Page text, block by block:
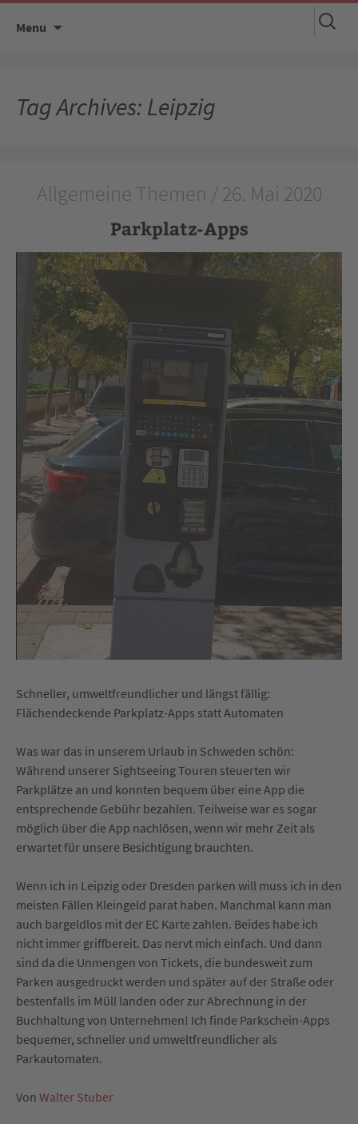
Menu
Suchen
nach:
Tag Archives: Leipzig
Allgemeine Themen / 26. Mai 2020
Parkplatz-Apps
Schneller, umweltfreundlicher und längst fällig:
Flächendeckende Parkplatz-Apps statt Automaten
Was war das in unserem Urlaub in Schweden schön:
Während unserer Sightseeing Touren steuerten wir
Parkplätze an und konnten bequem über eine App die
entsprechende Gebühr bezahlen. Teilweise war es sogar
möglich über die App nachlösen, wenn wir mehr Zeit als
erwartet für unsere Besichtigung brauchten.
Wenn ich in Leipzig oder Dresden parken will muss ich in den
meisten Fällen Kleingeld parat haben. Manchmal kann man
auch bargeldlos mit der EC Karte zahlen. Beides habe ich
nicht immer griffbereit. Das nervt mich einfach. Und dann
sind da die Unmengen von Tickets, die bundesweit zum
Parken ausgedruckt werden und später auf der Straße oder
bestenfalls im Müll landen oder zur Abrechnung in der
Buchhaltung von Unternehmen! Ich finde Parkschein-Apps
bequemer, schneller und umweltfreundlicher als
Parkautomaten.
Von Walter Stuber